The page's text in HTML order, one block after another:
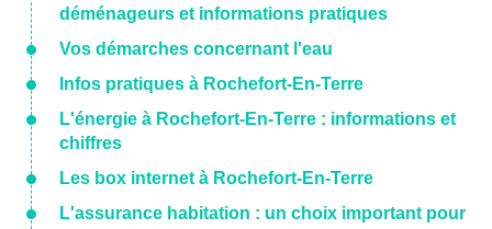
déménageurs et informations pratiques
Vos démarches concernant l'eau
Infos pratiques à Rochefort-En-Terre
L'énergie à Rochefort-En-Terre : informations et
chiffres
Les box internet à Rochefort-En-Terre
L'assurance habitation : un choix important pour